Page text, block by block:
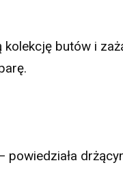
kolekcję butów i